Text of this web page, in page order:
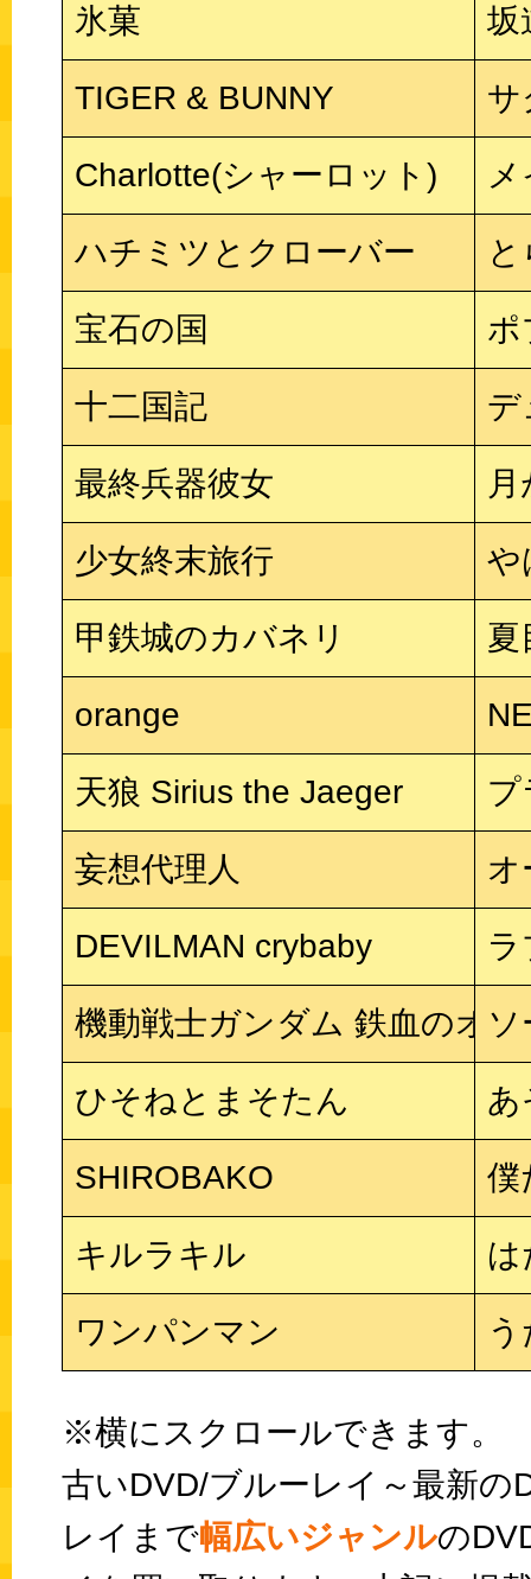
氷菓 坂
TIGER & BUNNY サ
Charlotte(シャーロット)
ハチミツとクローバー
宝石の国 ポ
十二国記 デ
最終兵器彼女
少女終末旅行 や
甲鉄城のカバネリ 夏
orange
天狼 Sirius the Jaeger
妄想代理人 オ
DEVILMAN crybaby
機動戦士ガンダム 鉄血のオ
ひそねとまそたん あ
SHIROBAKO 僕
キルラキル は
ワンパンマン
※横にスクロールできます。
古いDVD/ブルーレイ～最新の
レイまで幅広いジャンルの